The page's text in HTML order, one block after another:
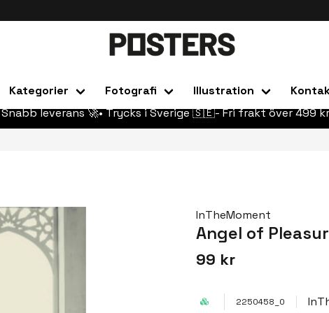
Kategorier Fotografi Illustration
Snabb leverans 🚀• Trycks i Sverige 🇸🇪- Fri frakt över 499
InTheMoment
Angel of
99 kr
2250458_0